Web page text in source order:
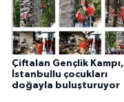
Çiftalan Gençlik Kampı,
İstanbullu çocukları
doğayla buluşturuyor